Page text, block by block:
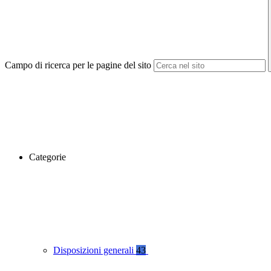
Campo di ricerca per le pagine del sito
Categorie
Disposizioni generali 43